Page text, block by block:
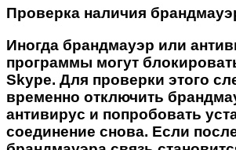
Проверка наличия
Иногда брандмауэр или
программы могут
Skype. Для проверки этого
временно отключить
антивирус и попробовать
соединение снова. Если